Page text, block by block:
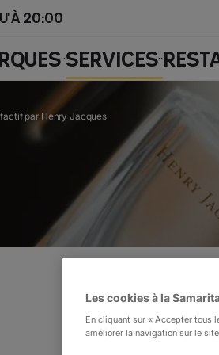
20:00
SERVICES
par Henry Jacques
Le
Les cookies à la
En cliquant sur « Accepter tous
améliorer la navigation sur le